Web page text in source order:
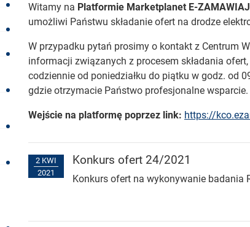
Witamy na Platformie Marketplanet E-
umożliwi Państwu składanie ofert na drodze
W przypadku pytań prosimy o kontakt z Centrum
informacji związanych z procesem składania
codziennie od poniedziałku do piątku w godz. od
gdzie otrzymacie Państwo profesjonalne wsparcie.
Wejście na platformę poprzez link: https://
2 KWI
2021
Konkurs ofert 24/2021
Konkurs ofert na wykonywanie badania